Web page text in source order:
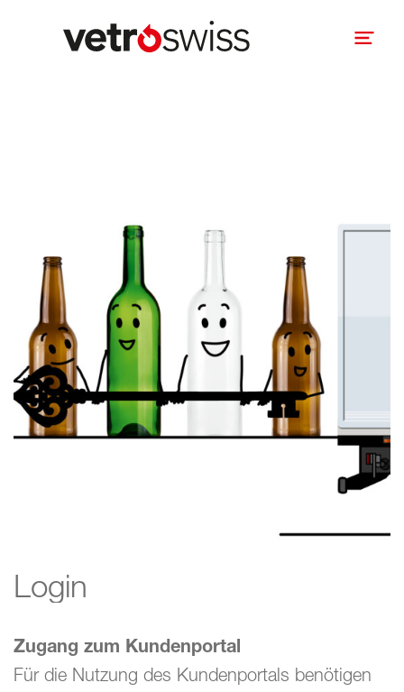
Gesetzliche Grundlagen
Entschädigung
Login
Fachberatung
Login
Zugang zum Kundenportal
Für die Nutzung des Kundenportals benötigen